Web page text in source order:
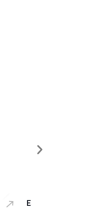
Estruturas